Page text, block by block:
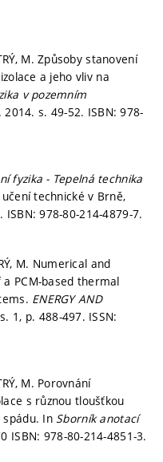
M. Způsoby stanovení
a jeho vliv na
v pozemním
2014. s. 49-52. ISBN: 978-
fyzika - Tepelná technika
technické v Brně,
978-80-214-4879-7.
M. Numerical and
PCM-based thermal
ENERGY AND
1, p. 488-497. ISSN:
M. Porovnání
s různou tloušťkou
In Sborník anotací
ISBN: 978-80-214-4851-3.